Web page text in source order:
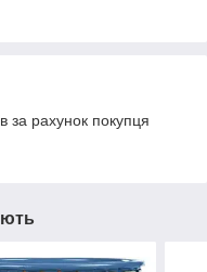
за рахунок покупця